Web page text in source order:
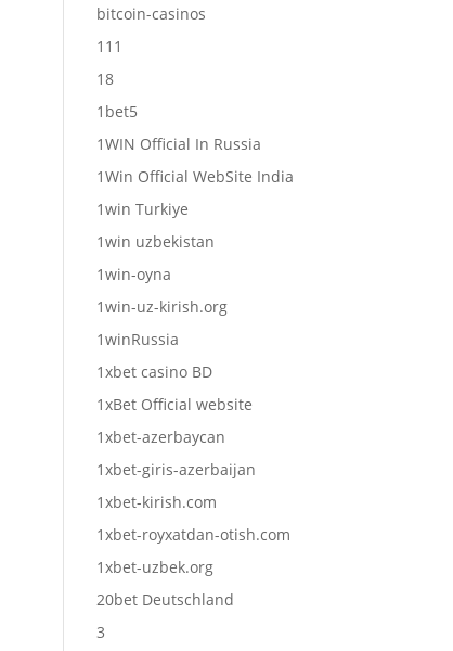
bitcoin-casinos
111
18
1bet5
1WIN Official In Russia
1Win Official WebSite India
1win Turkiye
1win uzbekistan
1win-oyna
1win-uz-kirish.org
1winRussia
1xbet casino BD
1xBet Official website
1xbet-azerbaycan
1xbet-giris-azerbaijan
1xbet-kirish.com
1xbet-royxatdan-otish.com
1xbet-uzbek.org
20bet Deutschland
3